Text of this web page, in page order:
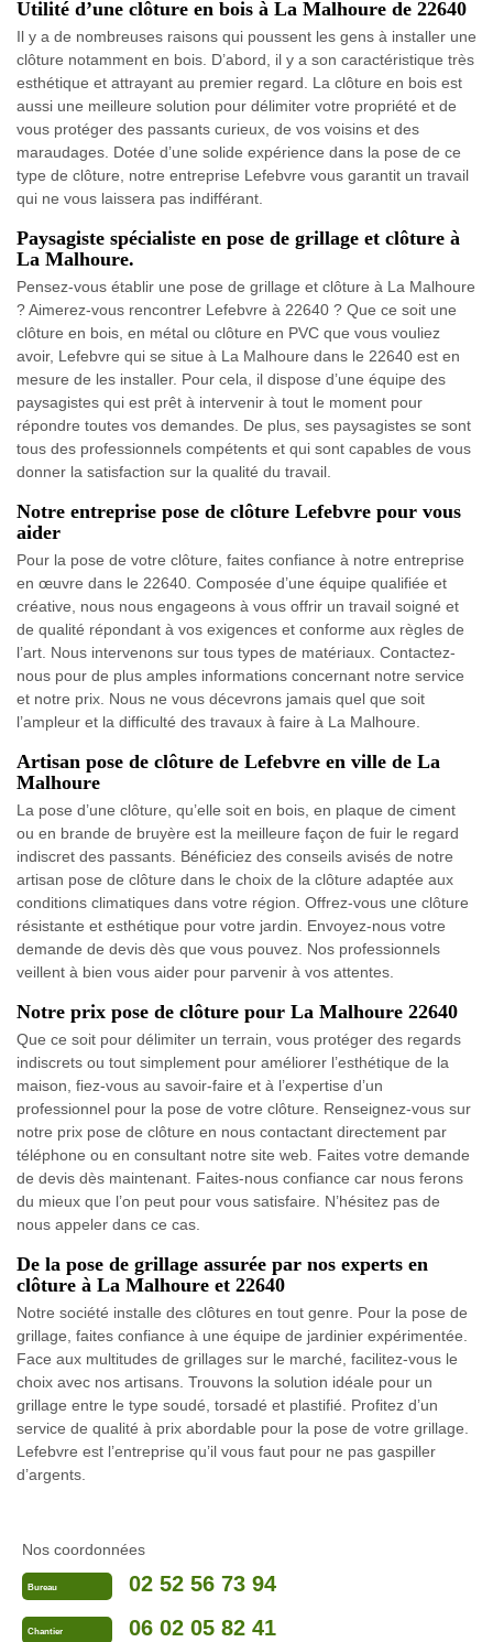
Utilité d’une clôture en bois à La Malhoure de 22640
Il y a de nombreuses raisons qui poussent les gens à installer une
clôture notamment en bois. D’abord, il y a son caractéristique très
esthétique et attrayant au premier regard. La clôture en bois est
aussi une meilleure solution pour délimiter votre propriété et de
vous protéger des passants curieux, de vos voisins et des
maraudages. Dotée d’une solide expérience dans la pose de ce
type de clôture, notre entreprise Lefebvre vous garantit un travail
qui ne vous laissera pas indifférant.
Paysagiste spécialiste en pose de grillage et clôture à
La Malhoure.
Pensez-vous établir une pose de grillage et clôture à La Malhoure
? Aimerez-vous rencontrer Lefebvre à 22640 ? Que ce soit une
clôture en bois, en métal ou clôture en PVC que vous vouliez
avoir, Lefebvre qui se situe à La Malhoure dans le 22640 est en
mesure de les installer. Pour cela, il dispose d’une équipe des
paysagistes qui est prêt à intervenir à tout le moment pour
répondre toutes vos demandes. De plus, ses paysagistes se sont
tous des professionnels compétents et qui sont capables de vous
donner la satisfaction sur la qualité du travail.
Notre entreprise pose de clôture Lefebvre pour vous
aider
Pour la pose de votre clôture, faites confiance à notre entreprise
en œuvre dans le 22640. Composée d’une équipe qualifiée et
créative, nous nous engageons à vous offrir un travail soigné et
de qualité répondant à vos exigences et conforme aux règles de
l’art. Nous intervenons sur tous types de matériaux. Contactez-
nous pour de plus amples informations concernant notre service
et notre prix. Nous ne vous décevrons jamais quel que soit
l’ampleur et la difficulté des travaux à faire à La Malhoure.
Artisan pose de clôture de Lefebvre en ville de La
Malhoure
La pose d’une clôture, qu’elle soit en bois, en plaque de ciment
ou en brande de bruyère est la meilleure façon de fuir le regard
indiscret des passants. Bénéficiez des conseils avisés de notre
artisan pose de clôture dans le choix de la clôture adaptée aux
conditions climatiques dans votre région. Offrez-vous une clôture
résistante et esthétique pour votre jardin. Envoyez-nous votre
demande de devis dès que vous pouvez. Nos professionnels
veillent à bien vous aider pour parvenir à vos attentes.
Notre prix pose de clôture pour La Malhoure 22640
Que ce soit pour délimiter un terrain, vous protéger des regards
indiscrets ou tout simplement pour améliorer l’esthétique de la
maison, fiez-vous au savoir-faire et à l’expertise d’un
professionnel pour la pose de votre clôture. Renseignez-vous sur
notre prix pose de clôture en nous contactant directement par
téléphone ou en consultant notre site web. Faites votre demande
de devis dès maintenant. Faites-nous confiance car nous ferons
du mieux que l’on peut pour vous satisfaire. N’hésitez pas de
nous appeler dans ce cas.
De la pose de grillage assurée par nos experts en
clôture à La Malhoure et 22640
Notre société installe des clôtures en tout genre. Pour la pose de
grillage, faites confiance à une équipe de jardinier expérimentée.
Face aux multitudes de grillages sur le marché, facilitez-vous le
choix avec nos artisans. Trouvons la solution idéale pour un
grillage entre le type soudé, torsadé et plastifié. Profitez d’un
service de qualité à prix abordable pour la pose de votre grillage.
Lefebvre est l’entreprise qu’il vous faut pour ne pas gaspiller
d’argents.
Nos coordonnées
Bureau 02 52 56 73 94
Chantier 06 02 05 82 41